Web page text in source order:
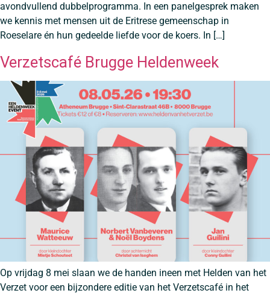
avondvullend dubbelprogramma. In een panelgesprek maken
we kennis met mensen uit de Eritrese gemeenschap in
Roeselare én hun gedeelde liefde voor de koers. In […]
Verzetscafé Brugge Heldenweek
Op vrijdag 8 mei slaan we de handen ineen met Helden van het
Verzet voor een bijzondere editie van het Verzetscafé in het